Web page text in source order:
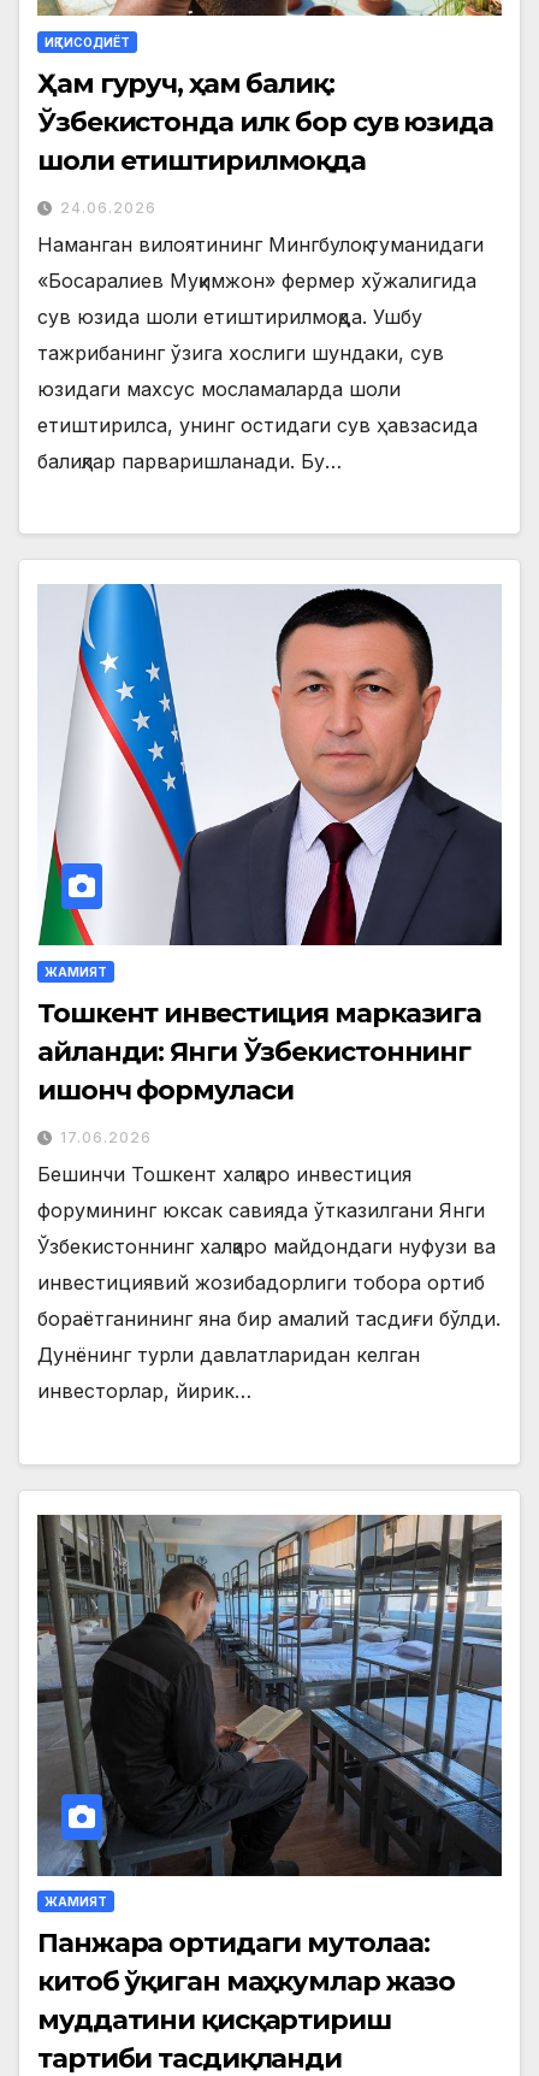
ИҚТИСОДИЁТ
Ҳам гуруч, ҳам балиқ:
Ўзбекистонда илк бор сув юзида
шоли етиштирилмоқда
24.06.2026
Наманган вилоятининг Мингбулоқ туманидаги
«Босаралиев Муқимжон» фермер хўжалигида
сув юзида шоли етиштирилмоқда. Ушбу
тажрибанинг ўзига хослиги шундаки, сув
юзидаги махсус мосламаларда шоли
етиштирилса, унинг остидаги сув ҳавзасида
балиқлар парваришланади. Бу…
ЖАМИЯТ
Тошкент инвестиция марказига
айланди: Янги Ўзбекистоннинг
ишонч формуласи
17.06.2026
Бешинчи Тошкент халқаро инвестиция
форумининг юксак савияда ўтказилгани Янги
Ўзбекистоннинг халқаро майдондаги нуфузи ва
инвестициявий жозибадорлиги тобора ортиб
бораётганининг яна бир амалий тасдиғи бўлди.
Дунёнинг турли давлатларидан келган
инвесторлар, йирик…
ЖАМИЯТ
Панжара ортидаги мутолаа:
китоб ўқиган маҳкумлар жазо
муддатини қисқартириш
тартиби тасдиқланди